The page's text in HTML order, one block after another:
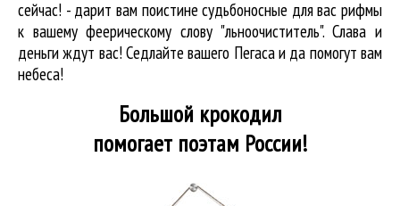
сейчас! - дарит вам поистине судьбоносные для вас рифмы
к вашему феерическому слову "льноочиститель". Слава и
деньги ждут вас! Седлайте вашего Пегаса и да помогут вам
небеса!
Большой крокодил
помогает поэтам России!